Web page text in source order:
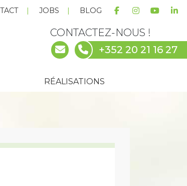
JOBS BLOG
CONTACTEZ-NOUS !
+352 20 21 16 27
RÉALISATIONS